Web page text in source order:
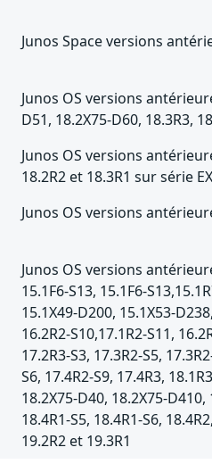
Junos Space versions
Junos OS versions
D51, 18.2X75-D60, 18.3R3,
Junos OS versions
18.2R2 et 18.3R1 sur série
Junos OS versions
Junos OS versions
15.1F6-S13, 15.1F6-
15.1X49-D200, 15.1X53-
16.2R2-S10,17.1R2-S11,
17.2R3-S3, 17.3R2-S5,
S6, 17.4R2-S9, 17.4R3,
18.2X75-D40, 18.2X75-D410,
18.4R1-S5, 18.4R1-S6,
19.2R2 et 19.3R1